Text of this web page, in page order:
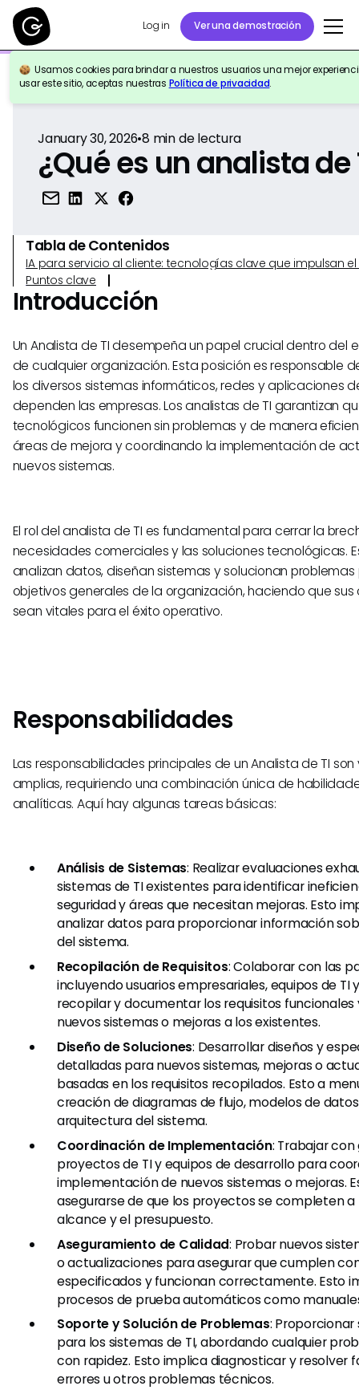
Log in Ver una demostración
Usamos cookies para brindar a nuestros usuarios una mejor
usar este sitio, aceptas nuestras Política de privacidad.
Volver a la Referencia
January 30, 2026•8min de lectura
¿Qué es un analista de
Tabla de Contenidos
IA para servicio al cliente: tecnologías clave que impulsan
Puntos clave
Introducción
Un Analista de TI desempeña un papel crucial dentro del
de cualquier organización. Esta posición es responsable
los diversos sistemas informáticos, redes y aplicaciones
dependen las empresas. Los analistas de TI garantizan
tecnológicos funcionen sin problemas y de manera
áreas de mejora y coordinando la implementación de
nuevos sistemas.
El rol del analista de TI es fundamental para cerrar la
necesidades comerciales y las soluciones tecnológicas.
analizan datos, diseñan sistemas y solucionan
objetivos generales de la organización, haciendo que sus
sean vitales para el éxito operativo.
Responsabilidades
​Las responsabilidades principales de un Analista de TI
amplias, requiriendo una combinación única de
analíticas. Aquí hay algunas tareas básicas:
Análisis de Sistemas: Realizar evaluaciones
sistemas de TI existentes para identificar
seguridad y áreas que necesitan mejoras. Esto
analizar datos para proporcionar información
del sistema.
Recopilación de Requisitos: Colaborar con las
incluyendo usuarios empresariales, equipos de TI
recopilar y documentar los requisitos
nuevos sistemas o mejoras a los existentes.
Diseño de Soluciones: Desarrollar diseños y
detalladas para nuevos sistemas, mejoras o
basadas en los requisitos recopilados. Esto a
creación de diagramas de flujo, modelos de
arquitectura del sistema.
Coordinación de Implementación: Trabajar
proyectos de TI y equipos de desarrollo para
implementación de nuevos sistemas o mejoras.
asegurarse de que los proyectos se completen
alcance y el presupuesto.
Aseguramiento de Calidad: Probar nuevos
o actualizaciones para asegurar que cumplen
especificados y funcionan correctamente. Esto
procesos de prueba automáticos como
Soporte y Solución de Problemas:
para los sistemas de TI, abordando cualquier
con rapidez. Esto implica diagnosticar y resolver
errores u otros problemas técnicos.